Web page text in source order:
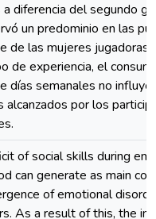
a diferencia del segundo
un predominio en las
de las mujeres jugadoras.
de experiencia, el
días semanales no influyó
alcanzados por los
of social skills during
can generate as main
of emotional
As a result of this, the